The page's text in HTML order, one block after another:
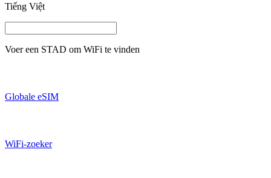
Tiếng Việt
Voer een STAD om WiFi te vinden
Globale eSIM
WiFi-zoeker